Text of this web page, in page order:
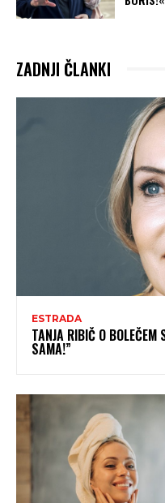
ZADNJI ČLANKI
ESTRADA
TANJA RIBIČ O BOLEČEM
SAMA!”